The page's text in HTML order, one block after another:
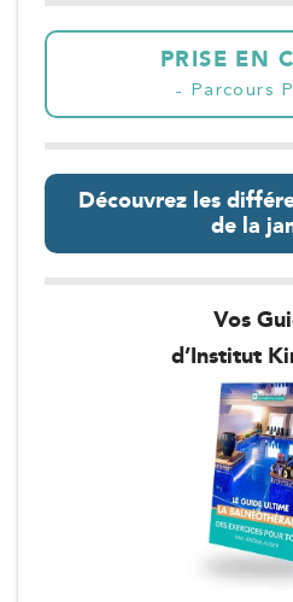
PRISE EN
Parcours
Découvrez les
de la
Vos
d’Institut